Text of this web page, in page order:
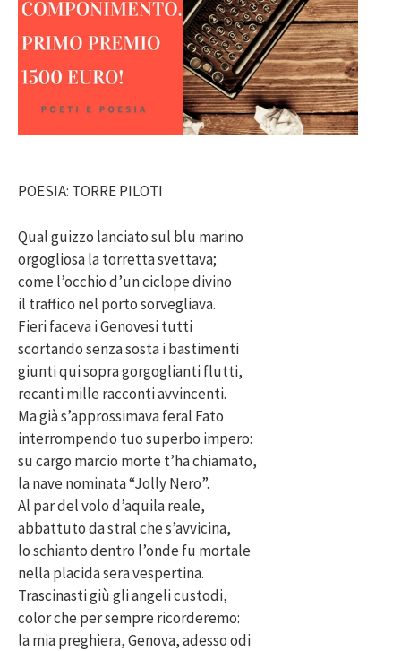
POESIA: TORRE PILOTI
Qual guizzo lanciato sul blu marino
orgogliosa la torretta svettava;
come l’occhio d’un ciclope divino
il traffico nel porto sorvegliava.
Fieri faceva i Genovesi tutti
scortando senza sosta i bastimenti
giunti qui sopra gorgoglianti flutti,
recanti mille racconti avvincenti.
Ma già s’approssimava feral Fato
interrompendo tuo superbo impero:
su cargo marcio morte t’ha chiamato,
la nave nominata “Jolly Nero”.
Al par del volo d’aquila reale,
abbattuto da stral che s’avvicina,
lo schianto dentro l’onde fu mortale
nella placida sera vespertina.
Trascinasti giù gli angeli custodi,
color che per sempre ricorderemo:
la mia preghiera, Genova, adesso odi